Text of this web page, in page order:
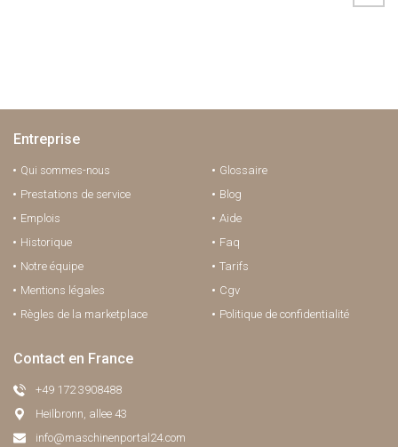
Entreprise
Qui sommes-nous
Prestations de service
Emplois
Historique
Notre équipe
Mentions légales
Règles de la marketplace
Glossaire
Blog
Aide
Faq
Tarifs
Cgv
Politique de confidentialité
Contact en France
+49 172 3908488
Heilbronn, allee 43
info@maschinenportal24.сom